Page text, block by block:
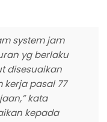
system jam
yg berlaku
disesuaikan
pasal 77
kata
kepada